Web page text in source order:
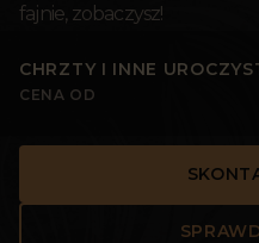
fajnie, zobaczysz!
CHRZTY I INNE
CENA OD